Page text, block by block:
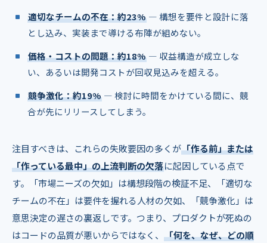
適切なチームの不在：約23% ― 構想を要件と設計に落
とし込み、実装まで導ける布陣が組めない。
価格・コストの問題：約18% ― 収益構造が成立しな
い、あるいは開発コストが回収見込みを超える。
競争激化：約19% ― 検討に時間をかけている間に、競
合が先にリリースしてしまう。
注目すべきは、これらの失敗要因の多くが「作る前」または
「作っている最中」の上流判断の欠落に起因している点で
す。「市場ニーズの欠如」は構想段階の検証不足、「適切な
チームの不在」は要件を握れる人材の欠如、「競争激化」は
意思決定の遅さの裏返しです。つまり、プロダクトが死ぬの
はコードの品質が悪いからではなく、 「何を、なぜ、どの順